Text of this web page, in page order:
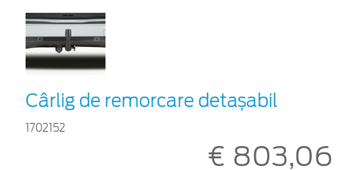
Cârlig de remorcare detașabil
1702152
€ 803,06